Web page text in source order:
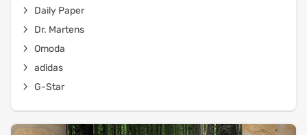
Daily Paper
Dr. Martens
Omoda
adidas
G-Star